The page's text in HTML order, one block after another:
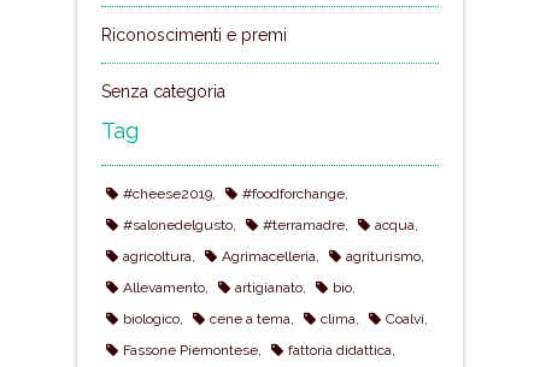
Riconoscimenti e premi
Senza categoria
Tag
#cheese2019
#foodforchange
#salonedelgusto
#terramadre
acqua
agricoltura
Agrimacelleria
agriturismo
Allevamento
artigianato
bio
biologico
cene a tema clima
Coalvi
Fassone Piemontese
fattoria didattica